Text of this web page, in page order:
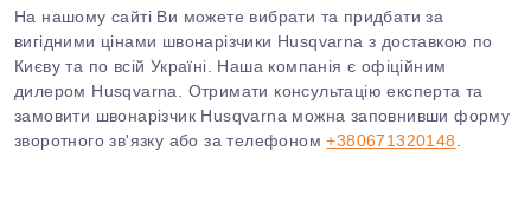
На нашому сайті Ви можете вибрати та придбати за
вигідними цінами швонарізчики Husqvarna з доставкою по
Києву та по всій Україні. Наша компанія є офіційним
дилером Husqvarna. Отримати консультацію експерта та
замовити швонарізчик Husqvarna можна заповнивши форму
зворотного зв'язку або за телефоном +380671320148